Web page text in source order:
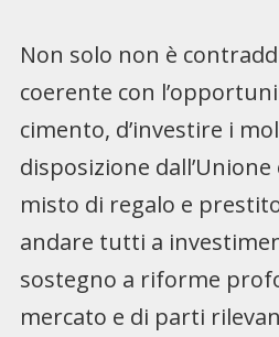
Non solo non è
coerente con
cimento, d’investire i
disposizione
misto di regalo e
andare tutti a
sostegno a riforme
mercato e di parti